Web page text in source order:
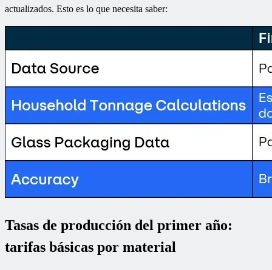
actualizados. Esto es lo que necesita saber:
Tasas de producción del primer año:
tarifas básicas por material